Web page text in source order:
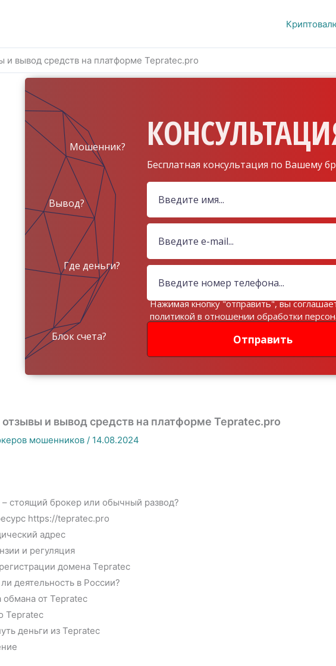
и вывод средств на платформе Tepratec.pro
Бесплатная консультация по Вашему
Мошенник?
Вывод?
Где деньги?
Блок счета? Отправить
Нажимая кнопку "отправить", вы
политикой в отношении обработки
и вывод средств на платформе Tepratec.pro
мошенников / 14.08.2024
стоящий брокер или обычный развод?
https://tepratec.pro
адрес
и регуляция
домена Tepratec
деятельность в России?
от Tepratec
Tepratec
деньги из Tepratec